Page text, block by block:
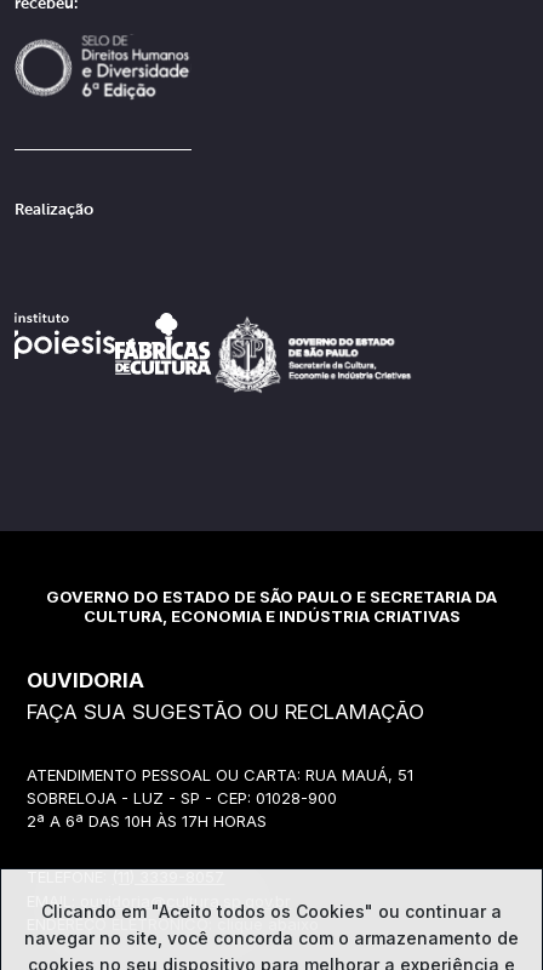
recebeu:
Realização
GOVERNO DO ESTADO DE SÃO PAULO E SECRETARIA DA
CULTURA, ECONOMIA E INDÚSTRIA CRIATIVAS
OUVIDORIA
FAÇA SUA SUGESTÃO OU RECLAMAÇÃO
ATENDIMENTO PESSOAL OU CARTA: RUA MAUÁ, 51
SOBRELOJA - LUZ - SP - CEP: 01028-900
2ª A 6ª DAS 10H ÀS 17H HORAS
EMAIL:
ouvidoria@cultura.sp.gov.br
ENDEREÇO ELETRÔNICO: clique abaixo
Clicando em "Aceito todos os Cookies" ou continuar a
navegar no site, você concorda com o armazenamento de
cookies no seu dispositivo para melhorar a experiência e